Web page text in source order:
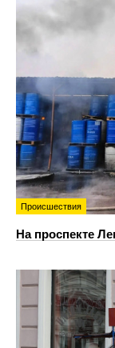
Происшествия
На проспекте